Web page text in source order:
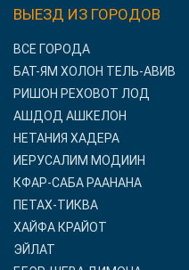
ВЫЕЗД ИЗ ГОРОДОВ
ВСЕ ГОРОДА
БАТ-ЯМ ХОЛОН ТЕЛЬ-АВИВ
РИШОН РЕХОВОТ ЛОД
АШДОД АШКЕЛОН
НЕТАНИЯ ХАДЕРА
ИЕРУСАЛИМ МОДИИН
КФАР-САБА РААНАНА
ПЕТАХ-ТИКВА
ХАЙФА КРАЙОТ
ЭЙЛАТ